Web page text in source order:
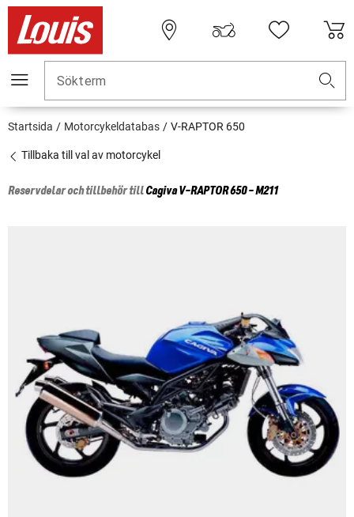
Sökterm
Startsida Motorcykeldatabas V-RAPTOR 650
Tillbaka till val av motorcykel
Reservdelar och tillbehör tillCagivaV-RAPTOR 650 - M211